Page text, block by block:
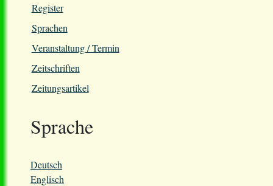
Register
Sprachen
Veranstaltung / Termin
Zeitschriften
Zeitungsartikel
Sprache
Deutsch
Englisch